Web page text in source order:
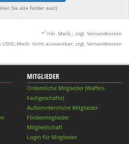
Sie alle Felder aus!)
* 1 inkl. MwSt.; zzgl. Versandkosten
nicht ausweisbar; zzgl. Versandkosten
MITGLIEDER
Ordentliche Mitglieder (Waffen-
Fachgeschäfte)
Außerordentliche Mitglieder
Fördermitglieder
Mitgliedschaft
Login für Mitglieder